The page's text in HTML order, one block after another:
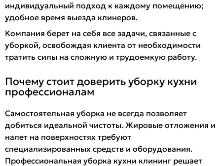
индивидуальный подход к каждому помещению;
удобное время выезда клинеров.
Компания берет на себя все задачи, связанные с
уборкой, освобождая клиента от необходимости
тратить силы на сложную и трудоемкую работу.
Почему стоит доверить уборку кухни
профессионалам
Самостоятельная уборка не всегда позволяет
добиться идеальной чистоты. Жировые отложения и
налет на поверхностях требуют
специализированных средств и оборудования.
Профессиональная уборка кухни клининг решает